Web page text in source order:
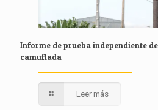
Informe de prueba independiente
camuflada
Leer más